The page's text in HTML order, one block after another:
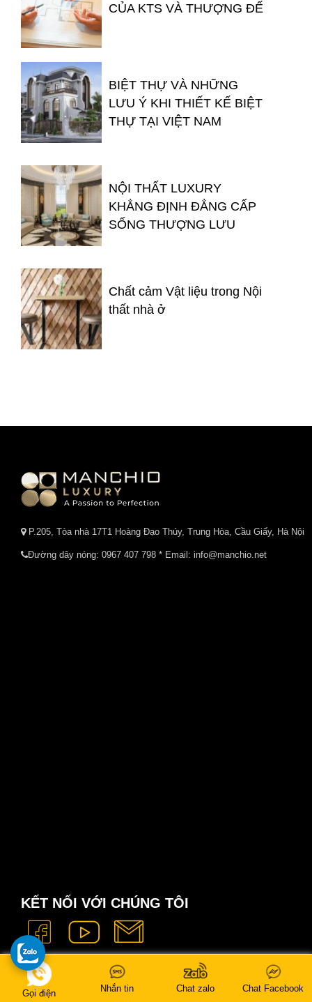
CỦA KTS VÀ THƯỢNG ĐẾ
BIỆT THỰ VÀ NHỮNG
LƯU Ý KHI THIẾT KẾ BIỆT
THỰ TẠI VIỆT NAM
NỘI THẤT LUXURY
KHẲNG ĐỊNH ĐẲNG CẤP
SỐNG THƯỢNG LƯU
Chất cảm Vật liệu trong Nội
thất nhà ở
P.205, Tòa nhà 17T1 Hoàng Đạo Thúy, Trung Hòa, Cầu Giấy, Hà Nội
Đường dây nóng: 0967 407 798 * Email: info@manchio.net
KẾT NỐI VỚI CHÚNG TÔI
Gọi điện Nhắn tin Chat zalo Chat Facebook